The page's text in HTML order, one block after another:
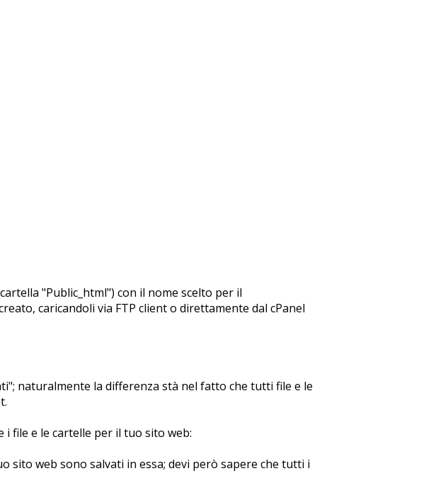
"Public_html") con il nome scelto per il
caricandoli via FTP client o direttamente dal cPanel
naturalmente la differenza stà nel fatto che tutti file e le
file e le cartelle per il tuo sito web:
web sono salvati in essa; devi però sapere che tutti i